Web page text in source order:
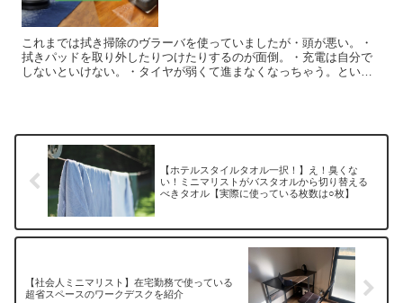
これまでは拭き掃除のヴラーバを使っていましたが・頭が悪い。・
拭きパッドを取り外したりつけたりするのが面倒。・充電は自分で
しないといけない。・タイヤが弱くて進まなくなっちゃう。といっ
【ホテルスタイルタオル一択！】え！臭くな
い！ミニマリストがバスタオルから切り替える
べきタオル【実際に使っている枚数は○枚】
【社会人ミニマリスト】在宅勤務で使っている
超省スペースのワークデスクを紹介